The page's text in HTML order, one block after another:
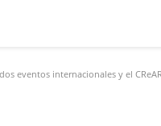
eventos internacionales y el